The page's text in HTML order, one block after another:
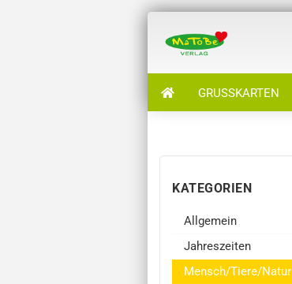
GRUSSKARTEN
KATEGORIEN
Allgemein
Jahreszeiten
Mensch/Tiere/Natur